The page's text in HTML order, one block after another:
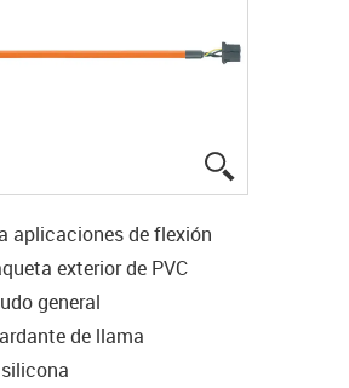
aplicaciones de flexión
exterior de PVC
general
de llama